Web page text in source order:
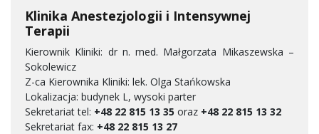
Klinika Anestezjologii i Intensywnej
Terapii
Kierownik Kliniki: dr n. med. Małgorzata Mikaszewska –
Sokolewicz
Z-ca Kierownika Kliniki: lek. Olga Stańkowska
Lokalizacja: budynek L, wysoki parter
Sekretariat tel: +48 22 815 13 35 oraz +48 22 815 13 32
Sekretariat fax: +48 22 815 13 27